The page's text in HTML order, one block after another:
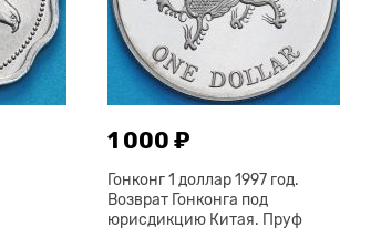
1 000 ₽
Гонконг 1 доллар 1997 год.
Возврат Гонконга под
юрисдикцию Китая. Пруф